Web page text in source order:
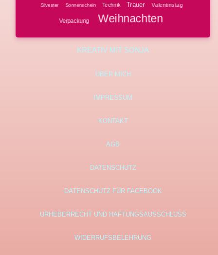
Silvester Sonnenschein Technik Trauer Valentinstag
Verpackung Weihnachten
KREATIV MIT SONJA
ÜBER MICH
IMPRESSUM
KONTAKT
AGB
DATENSCHUTZ
DATENSCHUTZ FÜR FACEBOOK
URHEBERRECHT UND HAFTUNGSAUSSCHLUSS
WIDERRUFSBELEHRUNG